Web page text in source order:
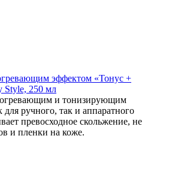
эффектом «Тонус +
Style, 250 мл
и тонизирующим
ручного, так и аппаратного
превосходное скольжение, не
и пленки на коже.